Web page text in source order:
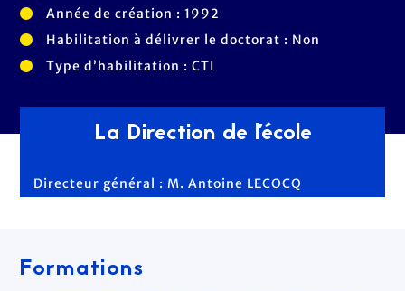
Année de création : 1992
Habilitation à délivrer le doctorat : Non
Type d’habilitation : CTI
La Direction de l'école
Directeur général : M. Antoine LECOCQ
Formations